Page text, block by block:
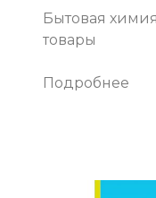
Бытовая
товары
Подробнее